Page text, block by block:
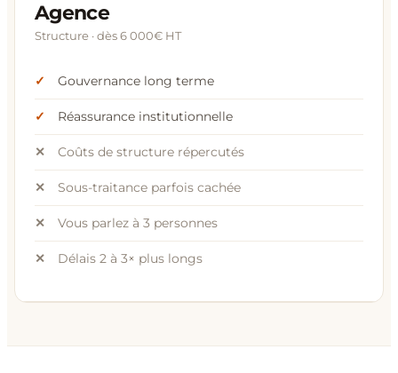
Agence
Structure · dès 6 000€ HT
Gouvernance long terme
Réassurance institutionnelle
Coûts de structure répercutés
Sous-traitance parfois cachée
Vous parlez à 3 personnes
Délais 2 à 3× plus longs